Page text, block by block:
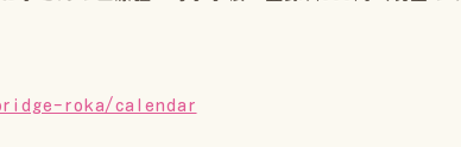
roka/calendar